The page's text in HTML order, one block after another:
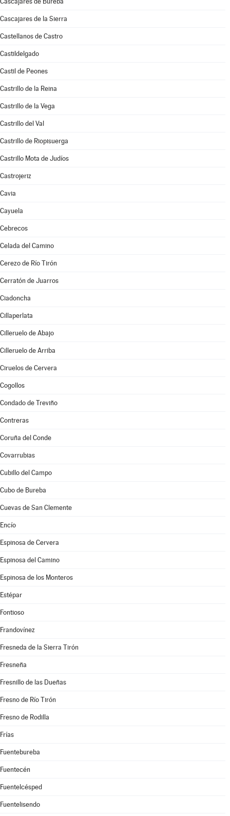
Cascajares de la Sierra
Castellanos de Castro
Castildelgado
Castil de Peones
Castrillo de la Reina
Castrillo de la Vega
Castrillo del Val
Castrillo de Riopisuerga
Castrillo Mota de Judíos
Castrojeriz
Cavia
Cayuela
Cebrecos
Celada del Camino
Cerezo de Río Tirón
Cerratón de Juarros
Ciadoncha
Cillaperlata
Cilleruelo de Abajo
Cilleruelo de Arriba
Ciruelos de Cervera
Cogollos
Condado de Treviño
Contreras
Coruña del Conde
Covarrubias
Cubillo del Campo
Cubo de Bureba
Cuevas de San Clemente
Encío
Espinosa de Cervera
Espinosa del Camino
Espinosa de los Monteros
Estépar
Fontioso
Frandovínez
Fresneda de la Sierra Tirón
Fresneña
Fresnillo de las Dueñas
Fresno de Río Tirón
Fresno de Rodilla
Frías
Fuentebureba
Fuentecén
Fuentelcésped
Fuentelisendo